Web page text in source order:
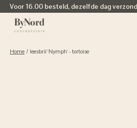
Voor 16.00 besteld, dezelfde dag
Home / leesbril 'Nymph' - tortoise